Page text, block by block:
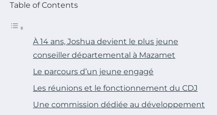
Table of Contents
À 14 ans, Joshua devient le plus jeune
conseiller départemental à Mazamet
Le parcours d’un jeune engagé
Les réunions et le fonctionnement du CDJ
Une commission dédiée au développement